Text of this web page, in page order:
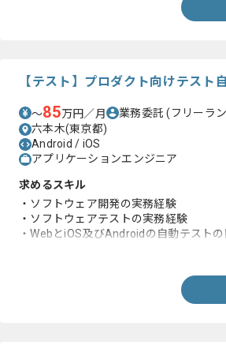
【テスト】プロダクト向けテス
〜85万円／月 業務委託(フリーラ
六本木(東京都)
Android / iOS
アプリケーションエンジニア
求めるスキル
・ソフトウェア開発の実務経験
・ソフトウェアテストの実務経験
・WebとiOS及びAndroidの自動テスト